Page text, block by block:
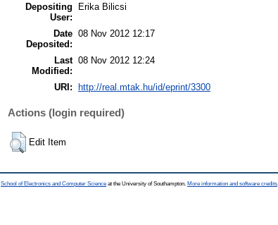
Depositing
User:
Erika Bilicsi
Date
Deposited:
08 Nov 2012 12:17
Last
Modified:
08 Nov 2012 12:24
URI: http://real.mtak.hu/id/eprint/3300
Actions (login required)
Edit Item
School of Electronics and Computer Science at the University of Southampton. More information and software credits